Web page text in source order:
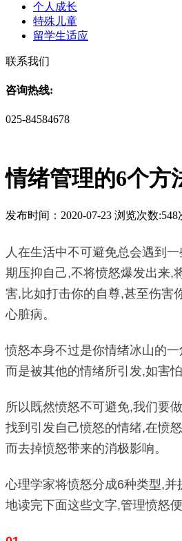
个人成长
特殊儿童
留学生适应
联系我们
咨询热线:
025-84584678
情绪管理的6个方
发布时间：2020-07-23 浏览次数:548
人在生活中不可避免总会遇到
期压抑自己,不将愤怒爆发出来,
害,比如打击你的自尊,甚至伤害
心脏病。
愤怒本身不过是你情绪冰山的
而是被其他的情绪所引发,如害
所以既然愤怒不可避免,我们要
找到引发自己愤怒的情绪,在愤
而去掉愤怒带来的消极影响。
心理学家将愤怒分成6种类型,
地读完下面这些文字,管理愤怒